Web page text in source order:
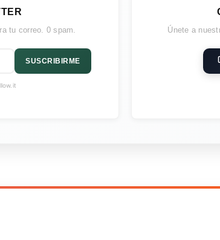
tu correo. 0 spam.
SUSCRIBIRME
Únete a